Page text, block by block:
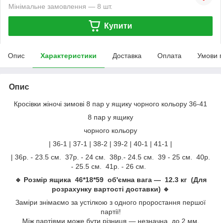
Мінімальне замовлення — 8 шт.
Купити
Опис Характеристики Доставка Оплата Умови
Опис
Кросівки жіночі зимові 8 пар у ящику чорного кольору 36-41
8 пар у ящику
чорного кольору
| 36-1 | 37-1 | 38-2 | 39-2 | 40-1 | 41-1 |
| 36р. - 23.5 см. 37р. - 24 см. 38р.- 24.5 см. 39 - 25 см. 40р.
- 25.5 см. 41р. - 26 см.
🔹 Розмір ящика 46*18*59 об'ємна вага — 12.3 кг (Для
розрахунку вартості доставки) 🔹
Заміри знімаємо за устілкою з одного проростання першої
партії!
Між партіями може бути різниця — незначна до 2 мм.